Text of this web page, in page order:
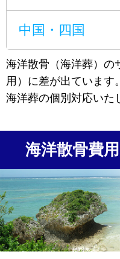
中国・四国
海洋散骨（海洋葬）の
用）に差が出ています。
海洋葬の個別対応いた
海洋散骨費